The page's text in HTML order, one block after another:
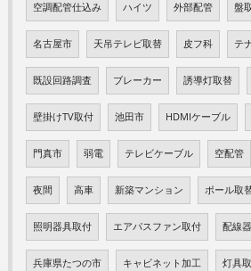
空調配管仕込み ハイツ 外部配管 盤
名古屋市 天吊テレビ取替 皮フ科 テ
既設回路調査 ブレーカー 誘導灯取替
壁掛けTV取付 池田市 HDMIケーブル
門真市 弱電 テレビケーブル 空配管
夜間 高車 新築マンション ポール取
照明器具取付 エアパスファン取付 配線
兵庫県たつの市 キャビネット加工 灯具